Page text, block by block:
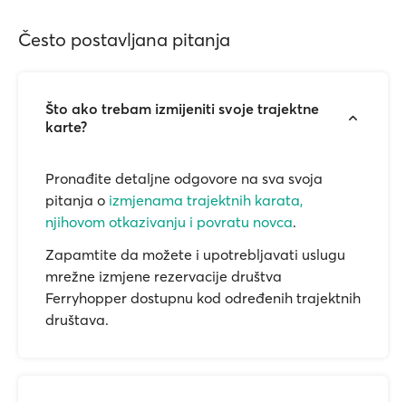
Često postavljana pitanja
Što ako trebam izmijeniti svoje trajektne
karte?
Pronađite detaljne odgovore na sva svoja
pitanja o izmjenama trajektnih karata,
njihovom otkazivanju i povratu novca.
Zapamtite da možete i upotrebljavati uslugu
mrežne izmjene rezervacije društva
Ferryhopper dostupnu kod određenih trajektnih
društava.